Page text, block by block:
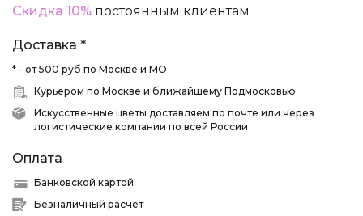
Скидка 10% постоянным клиентам
Доставка *
* - от 500 руб по Москве и МО
Курьером по Москве и ближайшему Подмосковью
Искусственные цветы доставляем по почте или через
логистические компании по всей России
Оплата
Банковской картой
Безналичный расчет